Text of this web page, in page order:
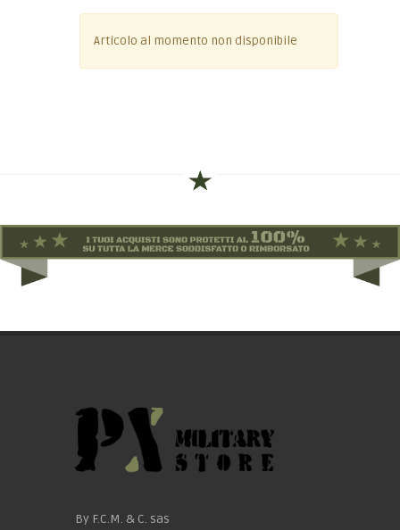
Articolo al momento non disponibile
By F.C.M. & C. sas